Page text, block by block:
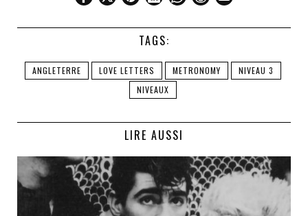
TAGS:
ANGLETERRE LOVE LETTERS METRONOMY
NIVEAU 3
NIVEAUX
LIRE AUSSI